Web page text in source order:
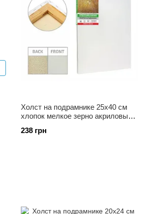
Холст на подрамнике 25х40 см
хлопок мелкое зерно акриловый
238 грн